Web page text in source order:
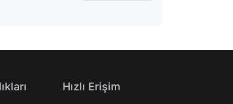
Hızlı Erişim